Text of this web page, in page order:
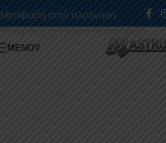
Μετάβαση στην πλοήγηση
Μετάβαση στο κύριο περιεχόμενο
ΜΕΝΟΎ